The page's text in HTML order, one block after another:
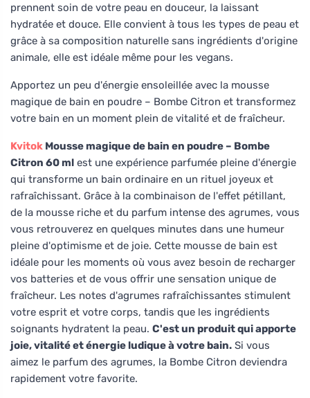
prennent soin de votre peau en douceur, la laissant
hydratée et douce. Elle convient à tous les types de peau et
grâce à sa composition naturelle sans ingrédients d'origine
animale, elle est idéale même pour les vegans.
Apportez un peu d'énergie ensoleillée avec la mousse
magique de bain en poudre – Bombe Citron et transformez
votre bain en un moment plein de vitalité et de fraîcheur.
Kvitok Mousse magique de bain en poudre – Bombe
Citron 60 ml est une expérience parfumée pleine d'énergie
qui transforme un bain ordinaire en un rituel joyeux et
rafraîchissant. Grâce à la combinaison de l'effet pétillant,
de la mousse riche et du parfum intense des agrumes, vous
vous retrouverez en quelques minutes dans une humeur
pleine d'optimisme et de joie. Cette mousse de bain est
idéale pour les moments où vous avez besoin de recharger
vos batteries et de vous offrir une sensation unique de
fraîcheur. Les notes d'agrumes rafraîchissantes stimulent
votre esprit et votre corps, tandis que les ingrédients
soignants hydratent la peau. C'est un produit qui apporte
joie, vitalité et énergie ludique à votre bain. Si vous
aimez le parfum des agrumes, la Bombe Citron deviendra
rapidement votre favorite.